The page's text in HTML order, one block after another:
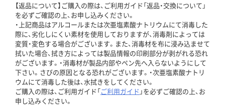
【返品について】ご購入の際は、ご利用ガイド「返品・交換について」
を必ずご確認の上、お申し込みください。
・上記商品はアルコールまたは次亜塩素酸ナトリウムにて消毒した
際に、劣化しにくい素材を使用しておりますが、消毒剤によっては
変質・変色する場合がございます。また、消毒材を布に浸み込ませて
拭いた場合、拭き方によっては製品情報の印刷部分が剥がれる恐れ
がございます。・消毒材が製品内部やペン先へ入らないようにして
下さい。さびの原因となる恐れがございます。・次亜塩素酸ナトリ
ウムにて消毒した後は、水拭きをしてください。
ご購入の際は、ご利用ガイド「ご利用ガイド 」を必ずご確認の上、お
申し込みください。